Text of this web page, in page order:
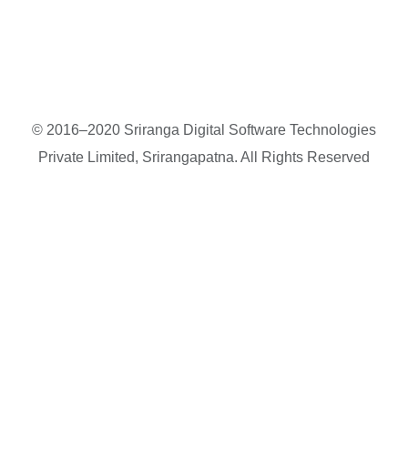
© 2016–2020 Sriranga Digital Software Technologies
Private Limited, Srirangapatna. All Rights Reserved